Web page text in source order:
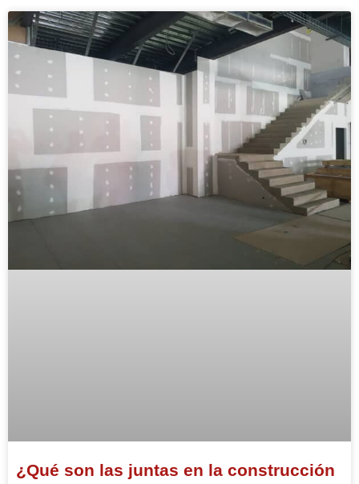
¿Qué son las juntas en la construcción